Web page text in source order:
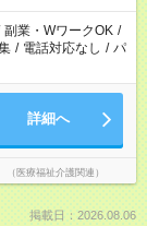
があります
副業・WワークOK /
/ 電話対応なし / パ
詳細へ
医療福祉介護関連）
掲載日：2026.08.06